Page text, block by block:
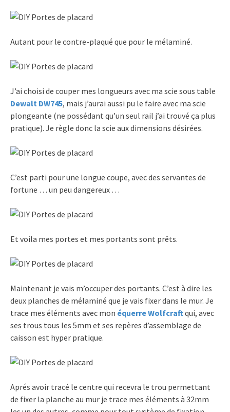
Autant pour le contre-plaqué que pour le mélaminé.
J’ai choisi de couper mes longueurs avec ma scie sous table
Dewalt DW745, mais j’aurai aussi pu le faire avec ma scie
plongeante (ne possédant qu’un seul rail j’ai trouvé ça plus
pratique). Je règle donc la scie aux dimensions désirées.
C’est parti pour une longue coupe, avec des servantes de
fortune … un peu dangereux …
Et voila mes portes et mes portants sont prêts.
Maintenant je vais m’occuper des portants. C’est à dire les
deux planches de mélaminé que je vais fixer dans le mur. Je
trace mes éléments avec mon équerre Wolfcraftqui, avec
ses trous tous les 5mm et ses repères d’assemblage de
caisson est hyper pratique.
Aprés avoir tracé le centre qui recevra le trou permettant
de fixer la planche au mur je trace mes éléments à 32mm